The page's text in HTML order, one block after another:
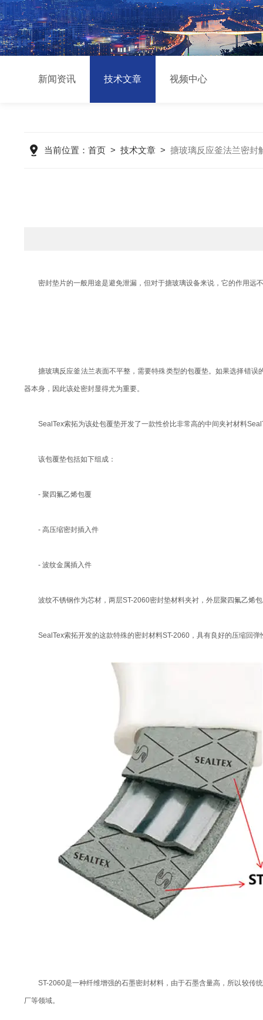
新闻资讯 技术文章 视频中心
当前位置： 首页> 技术文章> 搪玻璃反应釜法兰密封
密封垫片的一般用途是避免泄漏，但对于搪玻璃设备来说，它的作用远
搪玻璃反应釜法兰表面不平整，需要特殊类型的包覆垫。如果选择错
器本身，因此该处密封显得尤为重要。
SealTex索拓为该处包覆垫开发了一款性价比非常高的中间夹衬材料
该包覆垫包括如下组成：
- 聚四氟乙烯包覆
- 高压缩密封插入件
- 波纹金属插入件
波纹不锈钢作为芯材，两层ST-2060密封垫材料夹衬，外层聚四氟乙烯
SealTex索拓开发的这款特殊的密封材料ST-2060，具有良好的压缩回
ST-2060是一种纤维增强的石墨密封材料，由于石墨含量高，所以较传
厂等领域。